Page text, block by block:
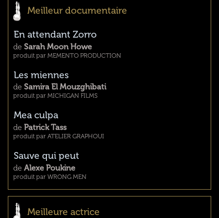
Meilleur documentaire
En attendant Zorro
de Sarah Moon Howe
produit par MEMENTO PRODUCTION
Les miennes
de Samira El Mouzghibati
produit par MICHIGAN FILMS
Mea culpa
de Patrick Tass
produit par ATELIER GRAPHOUI
Sauve qui peut
de Alexe Poukine
produit par WRONG MEN
Meilleure actrice